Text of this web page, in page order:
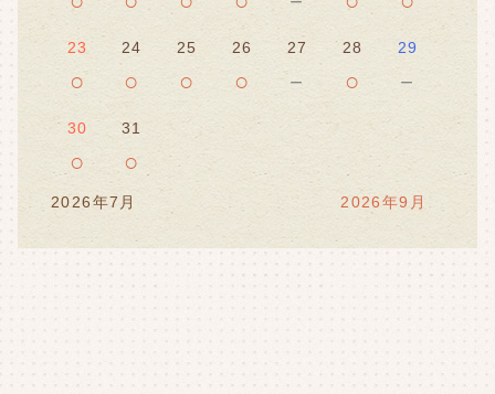
23
○
24
○
25
○
26
○
27
－
28
○
29
－
30
○
31
○
2026年7月 2026年9月